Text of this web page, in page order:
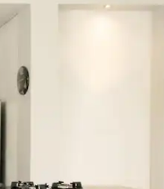
liesdami ir braukdami per ekraną.